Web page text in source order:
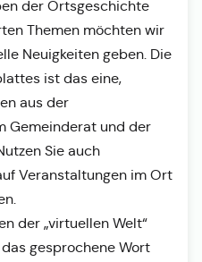
der Ortsgeschichte
Themen möchten wir
Neuigkeiten geben. Die
ist das eine,
aus der
Gemeinderat und der
Sie auch
Veranstaltungen im Ort
der „virtuellen Welt“
gesprochene Wort